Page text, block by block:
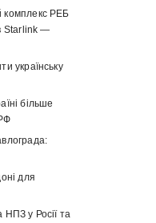
комплекс РЕБ
Starlink —
українську
більше
для
у Росії та